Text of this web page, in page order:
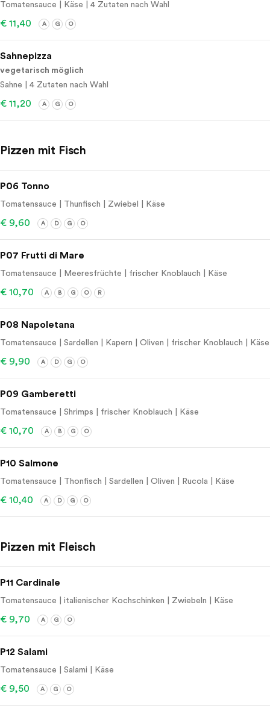
Tomatensauce | Käse | 4 Zutaten nach Wahl
€ 11,40 A G O
Sahnepizza
vegetarisch möglich
Sahne | 4 Zutaten nach Wahl
€ 11,20 A G O
Pizzen mit Fisch
P06 Tonno
Tomatensauce | Thunfisch | Zwiebel | Käse
€ 9,60 A D G O
P07 Frutti di Mare
Tomatensauce | Meeresfrüchte | frischer Knoblauch | Käse
€ 10,70 A B G O R
P08 Napoletana
Tomatensauce | Sardellen | Kapern | Oliven | frischer Knoblauch | Käse
€ 9,90 A D G O
P09 Gamberetti
Tomatensauce | Shrimps | frischer Knoblauch | Käse
€ 10,70 A B G O
P10 Salmone
Tomatensauce | Thonfisch | Sardellen | Oliven | Rucola | Käse
€ 10,40 A D G O
Pizzen mit Fleisch
P11 Cardinale
Tomatensauce | italienischer Kochschinken | Zwiebeln | Käse
€ 9,70 A G O
P12 Salami
Tomatensauce | Salami | Käse
€ 9,50 A G O